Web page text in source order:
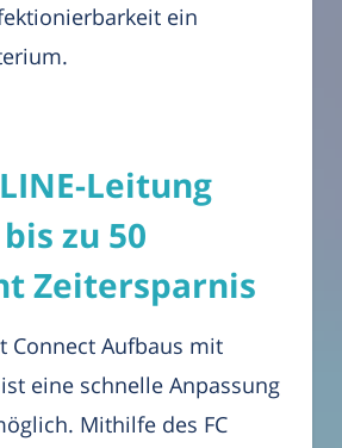
ein
Leitung
zu 50
Zeitersparnis
Connect Aufbaus mit
eine schnelle Anpassung
Mithilfe des FC